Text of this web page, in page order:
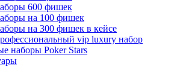
600 фишек
на 100 фишек
на 300 фишек в кейсе
vip luxury набор
наборы Poker Stars